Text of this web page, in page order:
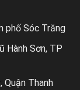
phố Sóc Trăng
Hành Sơn, TP
Quận Thanh